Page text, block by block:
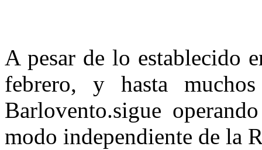
A pesar de lo establecido
febrero, y hasta
Barlovento.sigue
modo independiente de la